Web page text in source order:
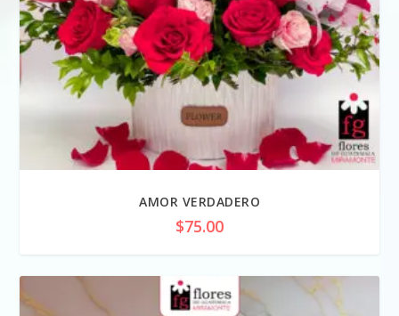
AMOR VERDADERO
$75.00